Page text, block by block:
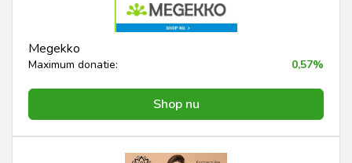
Megekko
Maximum donatie: 0,57%
Shop nu